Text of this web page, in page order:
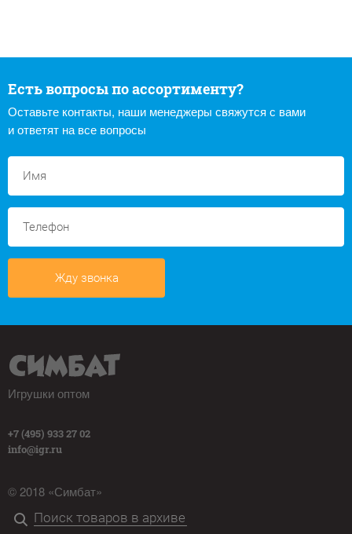
Есть вопросы по ассортименту?
Оставьте контакты, наши менеджеры свяжутся с вами
и ответят на все вопросы
Жду звонка
Игрушки оптом
+7 (495) 933 27 02
info@igr.ru
© 2018 «Симбат»